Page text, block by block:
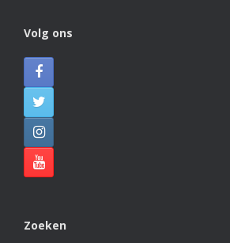
Volg ons
Zoeken